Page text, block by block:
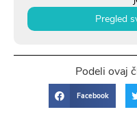
Pregled
Podeli ovaj
Facebook